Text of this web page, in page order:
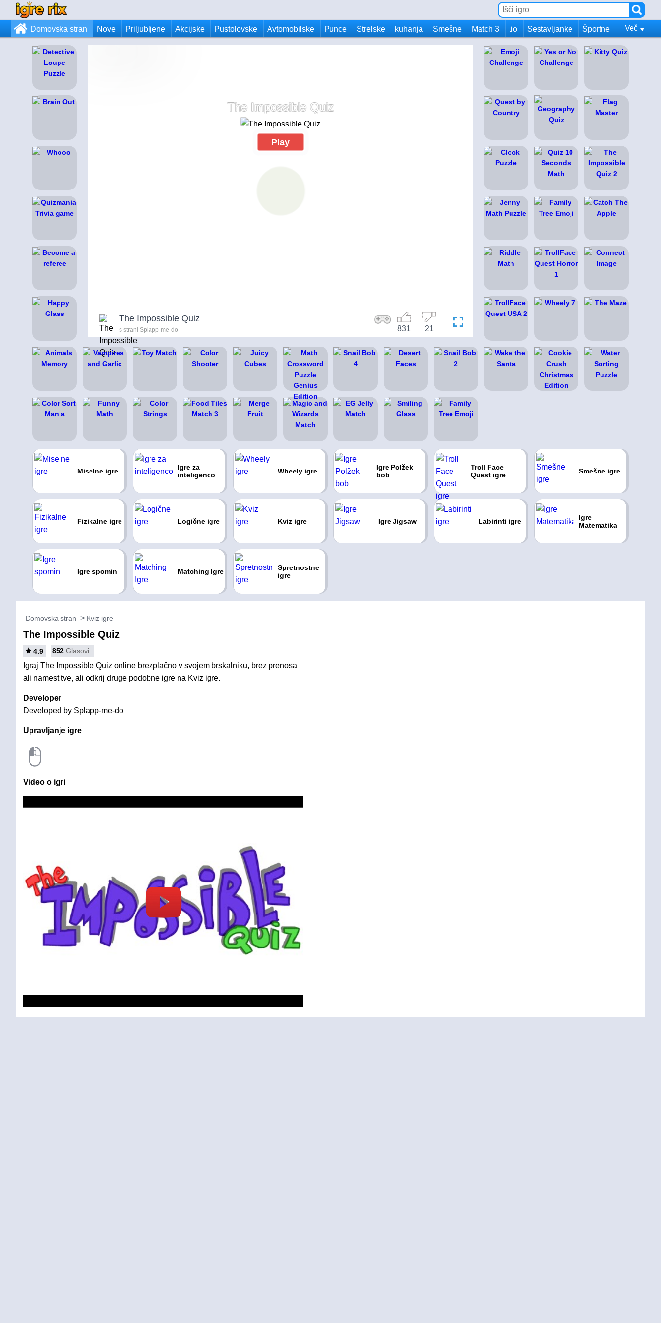
Domovska stran Nove Priljubljene Akcijske Pustolovske Avtomobilske Punce Strelske kuhanja Smešne Match 3 .io Sestavljanke Športne Več
The Impossible Quiz
Play
The Impossible Quiz
s strani Splapp-me-do 21
831
Miselne igre
Igre za
inteligenco
Wheely igre
Igre Polžek
bob
Troll Face
Quest igre
Smešne igre
Fizikalne igre Logične igre Kviz igre Igre Jigsaw Labirinti igre
Igre
Matematika
Igre spomin Matching Igre
Spretnostne
igre
Domovska stran Kviz igre
The Impossible Quiz
4.9 852 Glasovi
Igraj The Impossible Quiz online brezplačno v svojem brskalniku, brez prenosa
ali namestitve, ali odkrij druge podobne igre na Kviz igre.
Developer
Developed by Splapp-me-do
Upravljanje igre
Video o igri